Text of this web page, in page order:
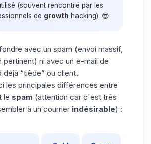
(souvent rencontré par les
de growth hacking). 😎
avec un spam (envoi massif,
pertinent) ni avec un e-mail de
déjà “tiède” ou client.
les principales différences entre
le spam (attention car c'est très
à un courrier indésirable) :